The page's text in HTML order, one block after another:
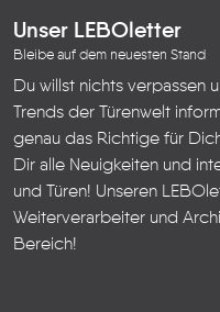
Unser LEBOletter
Bleibe auf dem neuesten Stand
Du willst nichts verpassen
Trends der Türenwelt
genau das Richtige für
Dir alle Neuigkeiten und
und Türen! Unseren
Weiterverarbeiter und
Bereich!